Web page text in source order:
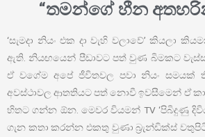
“තමන්ගේ හීන
‘සැමදා නියං එක දා වැහි වලාවේ’ කියලා
ඇති. නියඟයෙන් පීඩාවට පත් වුණ බිමකට
ඒ වගේම අපේ ජීවිතවල පවා නියං සමයක්
අවස්ථාවල ආතතියට පත් නොවී ඉවසීමෙන් ඒ
හිතට ගන්න ඕන. මෙවර වියමන් TV ‘පිබිදුණු
ගැන කතා කරන්න එකතු වුණා බ්‍රැන්ඩික්ස්